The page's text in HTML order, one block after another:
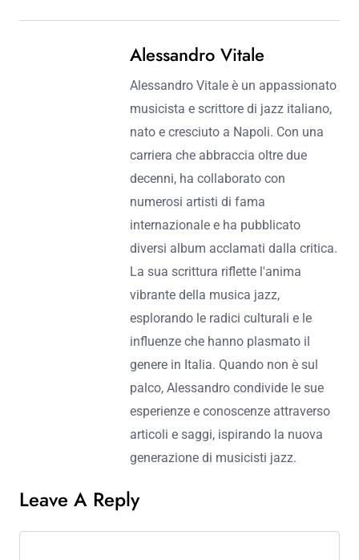
Alessandro Vitale
Alessandro Vitale è un appassionato
musicista e scrittore di jazz italiano,
nato e cresciuto a Napoli. Con una
carriera che abbraccia oltre due
decenni, ha collaborato con
numerosi artisti di fama
internazionale e ha pubblicato
diversi album acclamati dalla critica.
La sua scrittura riflette l'anima
vibrante della musica jazz,
esplorando le radici culturali e le
influenze che hanno plasmato il
genere in Italia. Quando non è sul
palco, Alessandro condivide le sue
esperienze e conoscenze attraverso
articoli e saggi, ispirando la nuova
generazione di musicisti jazz.
Leave A Reply